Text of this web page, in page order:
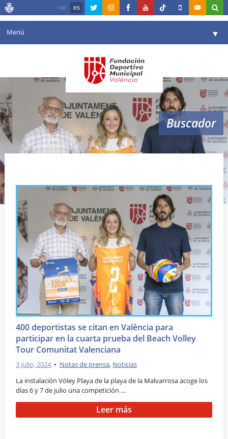
val es
Menú ▼
Agenda
Instalaciones
Comunicación ▼
Valencia en deporte
Buscador
volley playa
400 deportistas se citan en València para
participar en la cuarta prueba del Beach Volley
Tour Comunitat Valenciana
3 julio, 2024 • Notas de prensa, Noticias
La instalación Vóley Playa de la playa de la Malvarrosa acoge los
días 6 y 7 de julio una competición …
Leer más